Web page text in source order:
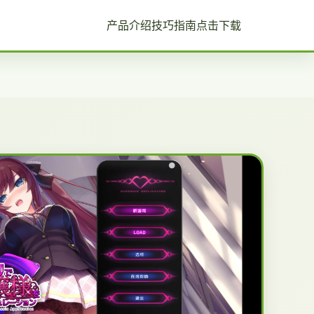
产品介绍技巧指南点击下载